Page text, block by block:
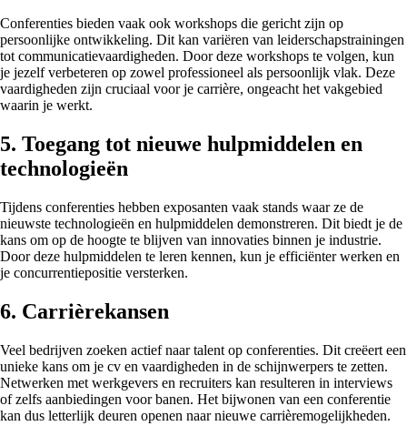
Conferenties bieden vaak ook workshops die gericht zijn op
persoonlijke ontwikkeling. Dit kan variëren van leiderschapstrainingen
tot communicatievaardigheden. Door deze workshops te volgen, kun
je jezelf verbeteren op zowel professioneel als persoonlijk vlak. Deze
vaardigheden zijn cruciaal voor je carrière, ongeacht het vakgebied
waarin je werkt.
5. Toegang tot nieuwe hulpmiddelen en
technologieën
Tijdens conferenties hebben exposanten vaak stands waar ze de
nieuwste technologieën en hulpmiddelen demonstreren. Dit biedt je de
kans om op de hoogte te blijven van innovaties binnen je industrie.
Door deze hulpmiddelen te leren kennen, kun je efficiënter werken en
je concurrentiepositie versterken.
6. Carrièrekansen
Veel bedrijven zoeken actief naar talent op conferenties. Dit creëert een
unieke kans om je cv en vaardigheden in de schijnwerpers te zetten.
Netwerken met werkgevers en recruiters kan resulteren in interviews
of zelfs aanbiedingen voor banen. Het bijwonen van een conferentie
kan dus letterlijk deuren openen naar nieuwe carrièremogelijkheden.